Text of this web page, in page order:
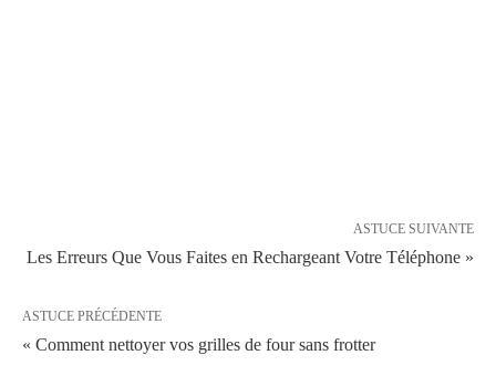
ASTUCE SUIVANTE
Les Erreurs Que Vous Faites en Rechargeant Votre Téléphone »
ASTUCE PRÉCÉDENTE
« Comment nettoyer vos grilles de four sans frotter